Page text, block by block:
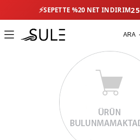
⚡SEPETTE %20 NET İNDIRIM25